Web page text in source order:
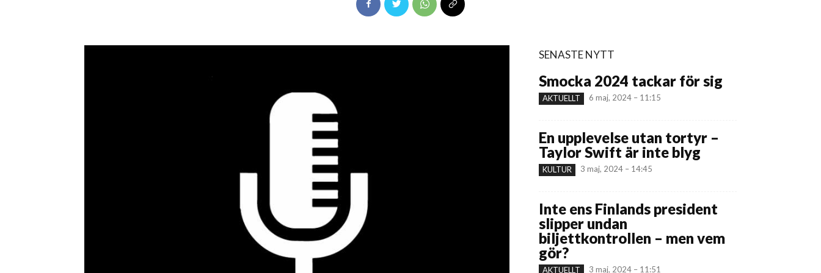
SENASTE NYTT
Smocka 2024 tackar för sig
AKTUELLT 6 maj, 2024 – 11:15
En upplevelse utan tortyr –
Taylor Swift är inte blyg
KULTUR 3 maj, 2024 – 14:45
Inte ens Finlands president
slipper undan
biljettkontrollen – men vem
gör?
AKTUELLT 3 maj, 2024 – 11:51